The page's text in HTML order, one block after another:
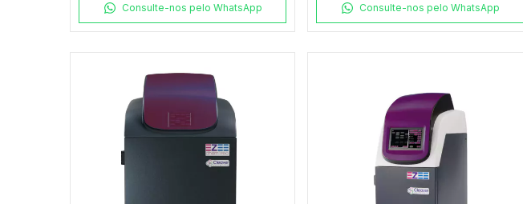
Consulte-nos pelo WhatsApp Consulte-nos pelo WhatsApp